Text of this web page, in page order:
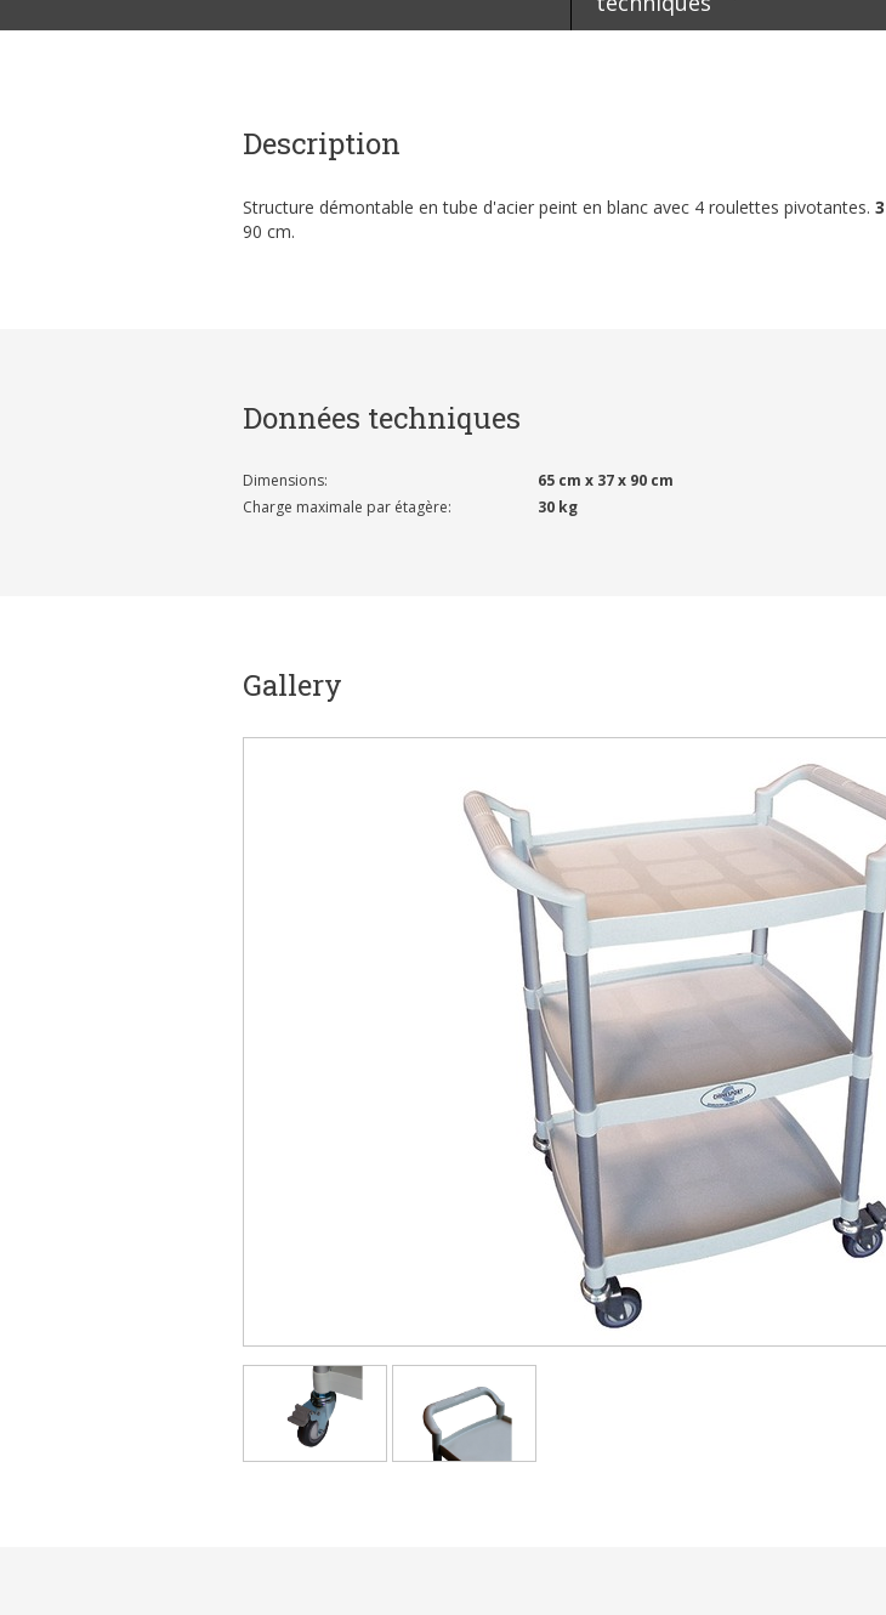
Description
Structure démontable en tube d'acier peint en blanc avec 4 roulettes pivotantes.
90 cm.
Données techniques
Dimensions:
65 cm x 37 x 90 cm
Charge maximale par étagère:
30 kg
Gallery